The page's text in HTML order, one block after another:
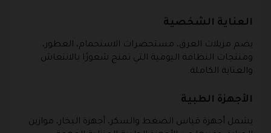
العناية الشخصية
يضم مزيلات العرق، مستحضرات الاستحمام، العطور،
ومنتجات النظافة اليومية التي تمنح شعورًا بالانتعاش
والعناية الكاملة.
الأجهزة الطبية
يشمل أجهزة قياس الضغط والسكر، أجهزة البخار، موازين